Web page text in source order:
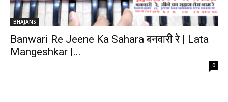
BHAJANS
Banwari Re Jeene Ka Sahara बनवारी रे | Lata
Mangeshkar |...
- 0